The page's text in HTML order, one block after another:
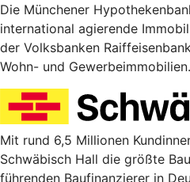
Die Münchener
international agierende
der Volksbanken
Wohn- und Gewerbeimmobilien.
Mit rund 6,5 Millionen
Schwäbisch Hall die größte
führenden Baufinanzierer in